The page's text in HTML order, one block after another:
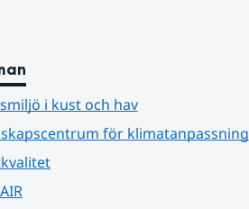
i kust och hav
för klimatanpassning